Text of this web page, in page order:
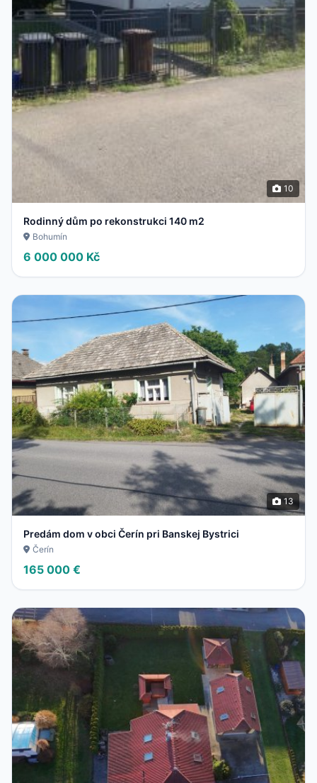
10
Rodinný dům po rekonstrukci 140 m2
Bohumín
6 000 000 Kč
13
Predám dom v obci Čerín pri Banskej Bystrici
Čerín
165 000 €